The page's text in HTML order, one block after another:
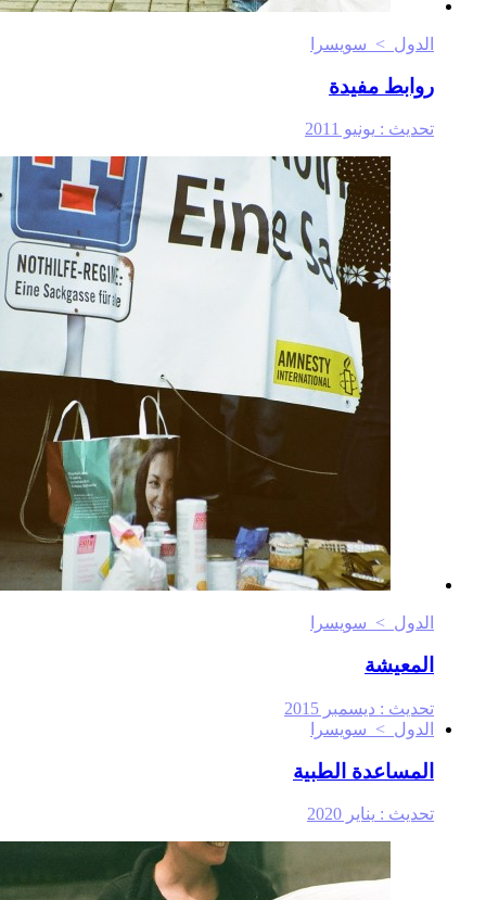
الدول > سويسرا
روابط مفيدة
تحديث : يونيو 2011
الدول > سويسرا
المعيشة
تحديث : ديسمبر 2015
الدول > سويسرا
المساعدة الطبية
تحديث : يناير 2020